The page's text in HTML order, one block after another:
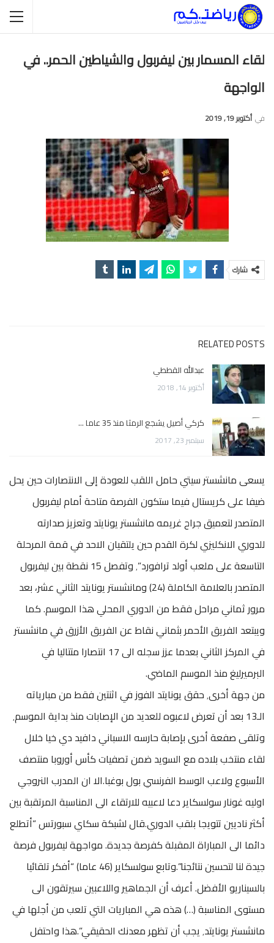
لقاء المسمار بين ليفربول والشياطين الحمر.. في
الواجهة
في أكتوبر 19, 2019
شارك
RELATED POSTS
عبدالله القططي
أكتوبر 14, 2018
كركي أصيل يشجع الرمثا منذ 35 عاما …
سبتمبر 23, 2017
يسعى مانشستر سيتي حامل اللقب للعودة إلى الانتصارات حين يحل
ضيفا على كريستال فيما ستكون الفرصة متاحة أمام ليفربول
المتصدر لتعميق جراح غريمه مانشستر يونايتد وتعزيز صدارته
للدوري الانكليزي لكرة القدم حين يلتقيان الاحد في قمة المرحلة
التاسعة على ملعب أولد ترافورد”٬ وتفصل 15 نقطة بين ليفربول
المتصدر بالعلامة الكاملة (24) ومانشستر يونايتد الثاني عشر، بعد
مرور ثماني مراحل فقط من الدوري المحلي هذا الموسم. كما
ويبتعد الفريق الأحمر بثماني نقاط عن الفريق الأزرق في مانشستر
في المركز الثاني بعدما عزز سجله الى 17 انتصارا متتاليا في
البرميرليغ منذ الموسم الماضي.
من جهة أخرى٬ حقق يونايتد الفوز في اثنتين فقط من مبارياته
الـ13 بعد أن تعرض لاعبوه للعديد من الإصابات منذ بداية الموسم٬
وتلقى صفعة أخرى بإصابة حارسه الاسباني دافيد دي خيا خلال
لقاء منتخب بلاده مع السويد ضمن تصفيات كأس أوروبا منتصف
الأسبوع ولاعب الوسط الفرنسي بول بوغبا.الا ان المدرب النروجي
اوليه غونار سولسكاير دعا لاعبيه للارتقاء الى المناسبة المرتقبة بين
أكثر ناديين تتويجا بلقب الدوري.قال لشبكة سكاي سبورتس “أتطلع
دائما الى المباراة المقبلة كفرصة جديدة. مواجهة ليفربول فرصة
جيدة لنا لتحسين نتائجنا”.وتابع سولسكاير (46 عاما) “أفكر تلقائيا
بالسيناريو الأفضل. أعرف أن الجماهير واللاعبين سيرتقون الى
مستوى المناسبة (…) هذه هي المباريات التي تلعب من أجلها في
مانشستر يونايتد٬ يجب أن تظهر معدنك الحقيقي”.هذا واحتفل